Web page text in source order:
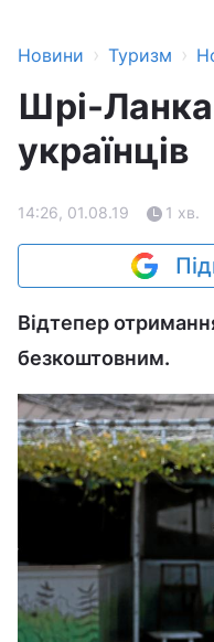
Новини › Туризм ›
Шрі-Ланка
українців
14:26, 01.08.19 1 хв.
Відтепер
безкоштовним.